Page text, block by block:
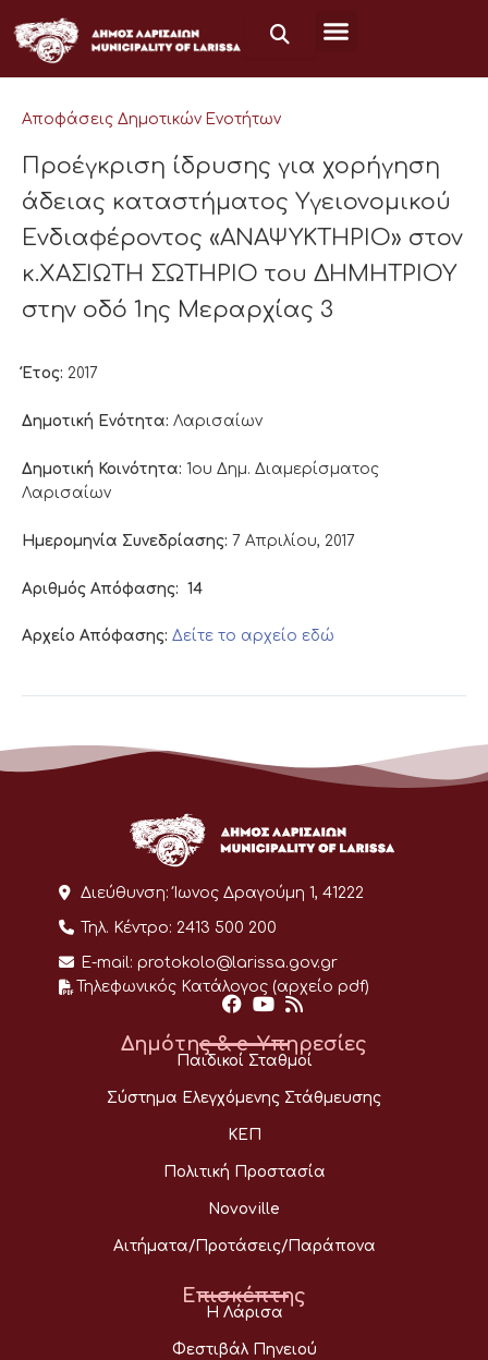
στο
περιεχόμενο
Αποφάσεις Δημοτικών Ενοτήτων
Προέγκριση ίδρυσης για χορήγηση
άδειας καταστήματος Υγειονομικού
Ενδιαφέροντος «ΑΝΑΨΥΚΤΗΡΙΟ» στον
κ.ΧΑΣΙΩΤΗ ΣΩΤΗΡΙΟ του ΔΗΜΗΤΡΙΟΥ
στην οδό 1ης Μεραρχίας 3
Έτος: 2017
Δημοτική Ενότητα: Λαρισαίων
Δημοτική Κοινότητα: 1ου Δημ. Διαμερίσματος
Λαρισαίων
Ημερομηνία Συνεδρίασης: 7 Απριλίου, 2017
Αριθμός Απόφασης: 14
Αρχείο Απόφασης: Δείτε το αρχείο εδώ
Διεύθυνση: Ίωνος Δραγούμη 1, 41222
Τηλ. Κέντρο: 2413 500 200
E-mail: protokolo@larissa.gov.gr
Τηλεφωνικός Κατάλογος (αρχείο pdf)
Δημότης & e-Υπηρεσίες
Παιδικοί Σταθμοί
Σύστημα Ελεγχόμενης Στάθμευσης
ΚΕΠ
Πολιτική Προστασία
Novoville
Αιτήματα/Προτάσεις/Παράπονα
Επισκέπτης
Η Λάρισα
Φεστιβάλ Πηνειού